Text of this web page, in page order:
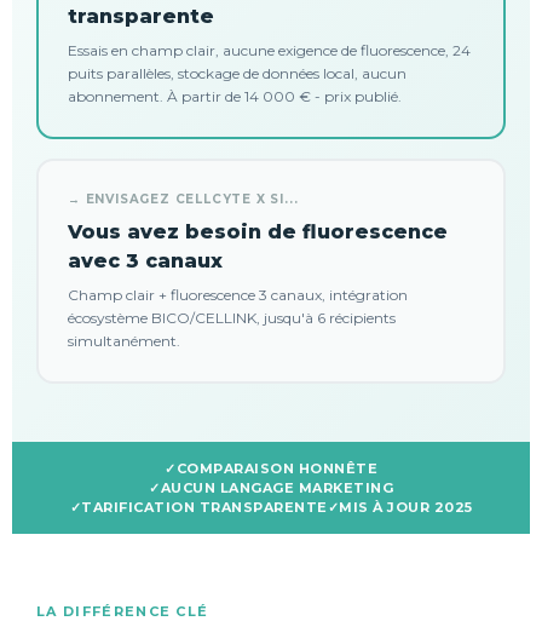
transparente
Essais en champ clair, aucune exigence de fluorescence, 24
puits parallèles, stockage de données local, aucun
abonnement. À partir de 14 000 € - prix publié.
→ ENVISAGEZ CELLCYTE X SI...
Vous avez besoin de fluorescence
avec 3 canaux
Champ clair + fluorescence 3 canaux, intégration
écosystème BICO/CELLINK, jusqu'à 6 récipients
simultanément.
COMPARAISON HONNÊTE
AUCUN LANGAGE MARKETING
TARIFICATION TRANSPARENTE
MIS À JOUR 2025
LA DIFFÉRENCE CLÉ